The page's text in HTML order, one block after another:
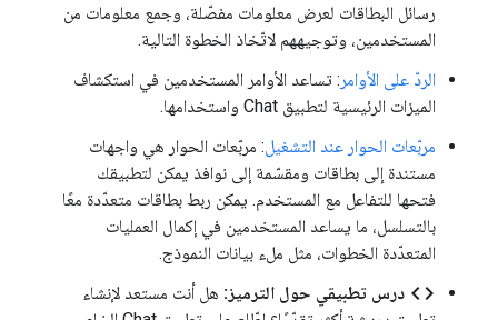
رسائل البطاقات لعرض معلومات مفصّلة، وجمع معلومات من
المستخدمين، وتوجيههم لاتّخاذ الخطوة التالية.
الردّ على الأوامر : تساعد الأوامر المستخدمين في استكشاف
الميزات الرئيسية لتطبيق Chat واستخدامها.
مربّعات الحوار عند التشغيل: مربّعات الحوار هي واجهات
مستندة إلى بطاقات ومقسّمة إلى نوافذ يمكن لتطبيقك
فتحها للتفاعل مع المستخدم. يمكن ربط بطاقات متعدّدة معًا
بالتسلسل، ما يساعد المستخدمين في إكمال العمليات
المتعدّدة الخطوات، مثل ملء بيانات النموذج.
code درس تطبيقي حول الترميز: هل أنت مستعد لإنشاء